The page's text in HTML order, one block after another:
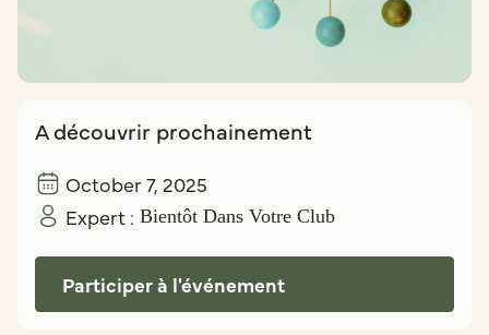
A découvrir prochainement
October 7, 2025
Expert : Bientôt Dans Votre Club
Participer à l'événement